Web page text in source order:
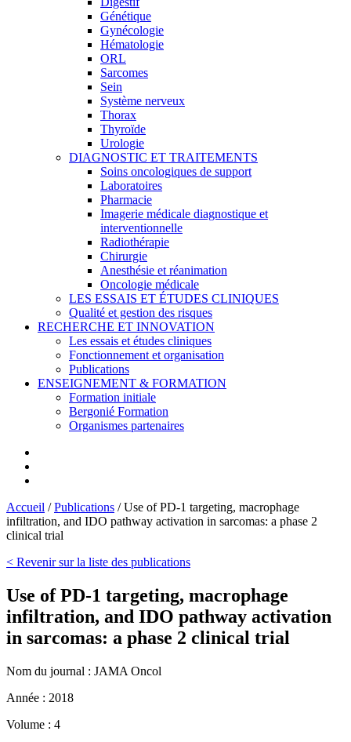
Génétique
Gynécologie
Hématologie
ORL
Sarcomes
Sein
Système nerveux
Thorax
Thyroïde
Urologie
DIAGNOSTIC ET TRAITEMENTS
Soins oncologiques de support
Laboratoires
Pharmacie
Imagerie médicale diagnostique et
interventionnelle
Radiothérapie
Chirurgie
Anesthésie et réanimation
Oncologie médicale
LES ESSAIS ET ÉTUDES CLINIQUES
Qualité et gestion des risques
RECHERCHE ET INNOVATION
Les essais et études cliniques
Fonctionnement et organisation
Publications
ENSEIGNEMENT & FORMATION
Formation initiale
Bergonié Formation
Organismes partenaires
Accueil /Publications /Use of PD-1 targeting, macrophage
infiltration, and IDO pathway activation in sarcomas: a phase 2
clinical trial
< Revenir sur la liste des publications
Use of PD-1 targeting, macrophage
infiltration, and IDO pathway activation
in sarcomas: a phase 2 clinical trial
Nom du journal : JAMA Oncol
Année : 2018
Volume : 4